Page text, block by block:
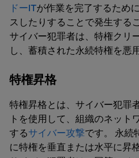
ドーITが作業を完了するため
スしたりすることで発生する
サイバー犯罪者は、特権クリ
し、蓄積された永続特権を悪
特権昇格
特権昇格とは、サイバー犯罪
トを使用して、組織のネット
するサイバー攻撃です。 永続
に特権を垂直または水平に昇